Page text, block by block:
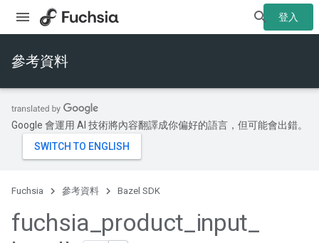
登入
參考資料
Google 會運用 AI 技術將內容翻譯成你偏好的語言，但可能會出錯。
Fuchsia 參考資料 Bazel SDK
fuchsia_product_input_